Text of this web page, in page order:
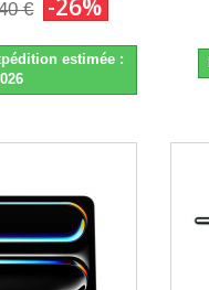
€ -26%
estimée :